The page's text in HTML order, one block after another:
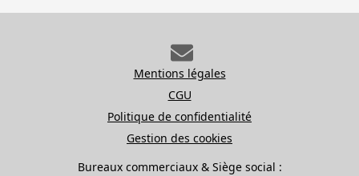
Mentions légales
CGU
Politique de confidentialité
Gestion des cookies
Bureaux commerciaux & Siège social :